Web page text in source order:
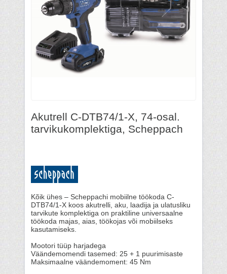
Akutrell C-DTB74/1-X, 74-osal.
tarvikukomplektiga, Scheppach
Kõik ühes – Scheppachi mobiilne töökoda C-
DTB74/1-X koos akutrelli, aku, laadija ja ulatusliku
tarvikute komplektiga on praktiline universaalne
töökoda majas, aias, töökojas või mobiilseks
kasutamiseks.
Mootori tüüp harjadega
Väändemomendi tasemed: 25 + 1 puurimisaste
Maksimaalne väändemoment: 45 Nm